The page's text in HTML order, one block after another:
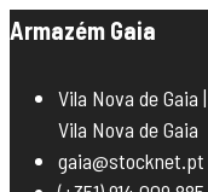
Armazém Gaia
Vila Nova de Gaia
Vila Nova de Gaia